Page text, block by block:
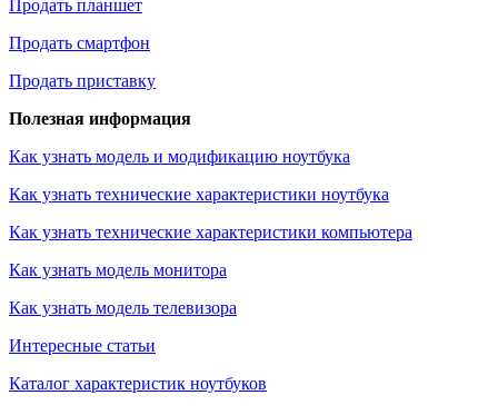
Продать планшет
Продать смартфон
Продать приставку
Полезная информация
Как узнать модель и модификацию ноутбука
Как узнать технические характеристики ноутбука
Как узнать технические характеристики компьютера
Как узнать модель монитора
Как узнать модель телевизора
Интересные статьи
Каталог характеристик ноутбуков